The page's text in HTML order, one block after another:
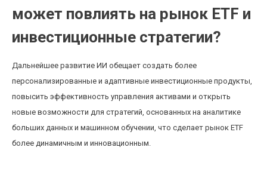
может повлиять на рынок ETF и
инвестиционные стратегии?
Дальнейшее развитие ИИ обещает создать более
персонализированные и адаптивные инвестиционные продукты,
повысить эффективность управления активами и открыть
новые возможности для стратегий, основанных на аналитике
больших данных и машинном обучении, что сделает рынок ETF
более динамичным и инновационным.